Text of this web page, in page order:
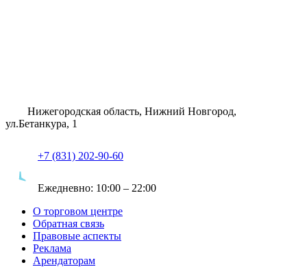
Нижегородская область, Нижний Новгород,
ул.Бетанкура, 1
+7 (831) 202-90-60
Ежедневно: 10:00 – 22:00
О торговом центре
Обратная связь
Правовые аспекты
Реклама
Арендаторам